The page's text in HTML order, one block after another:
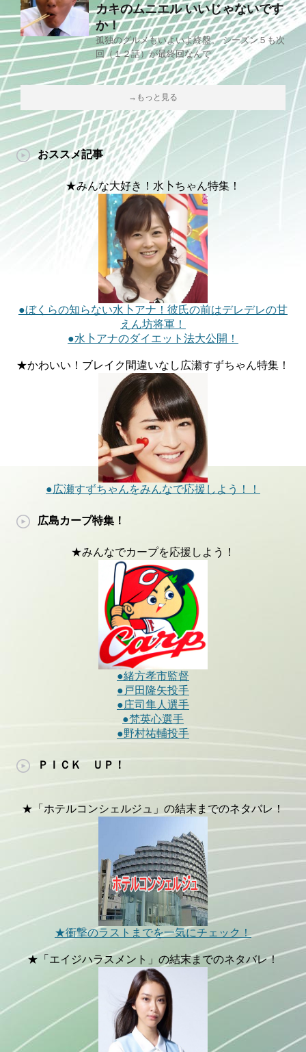
カキのムニエル いいじゃないです
か！
孤独のグルメもいよいよ終盤。 シーズン５も次
回（１２話）が最終回なんで
→もっと見る
おススメ記事
★みんな大好き！水卜ちゃん特集！
●ぼくらの知らない水卜アナ！彼氏の前はデレデレの甘
えん坊将軍！
●水卜アナのダイエット法大公開！
★かわいい！ブレイク間違いなし広瀬すずちゃん特集！
●広瀬すずちゃんをみんなで応援しよう！！
広島カープ特集！
★みんなでカープを応援しよう！
●緒方孝市監督
●戸田隆矢投手
●庄司隼人選手
●梵英心選手
●野村祐輔投手
ＰＩＣＫ ＵＰ！
★「ホテルコンシェルジュ」の結末までのネタバレ！
★衝撃のラストまでを一気にチェック！
★「エイジハラスメント」の結末までのネタバレ！